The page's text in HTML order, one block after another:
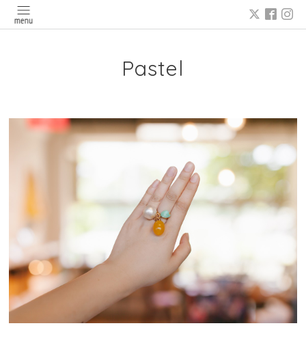
Pastel